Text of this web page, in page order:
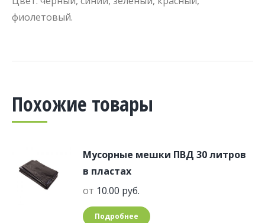
фиолетовый.
Похожие товары
Мусорные мешки ПВД 30 литров
в пластах
от 10.00 руб.
Подробнее